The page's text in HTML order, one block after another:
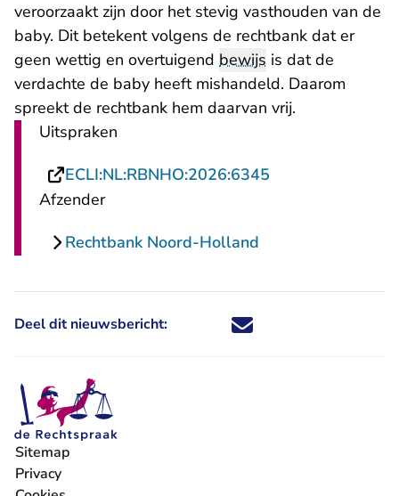
veroorzaakt zijn door het stevig vasthouden van de
baby. Dit betekent volgens de rechtbank dat er
geen wettig en overtuigend bewijs is dat de
verdachte de baby heeft mishandeld. Daarom
spreekt de rechtbank hem daarvan vrij.
Uitspraken
ECLI:NL:RBNHO:2026:6345
Afzender
Rechtbank Noord-Holland
Deel dit nieuwsbericht: Deel dit nieuwsbericht via X -
Deel dit nieuwsbericht via
Deel dit nieuwsbericht
Deel dit
Sitemap
Privacy